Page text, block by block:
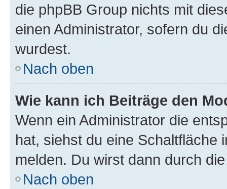
die phpBB Group nichts mit
einen Administrator, sofern du
wurdest.
Nach oben
Wie kann ich Beiträge den
Wenn ein Administrator die
hat, siehst du eine Schaltfläche
melden. Du wirst dann durch
Nach oben